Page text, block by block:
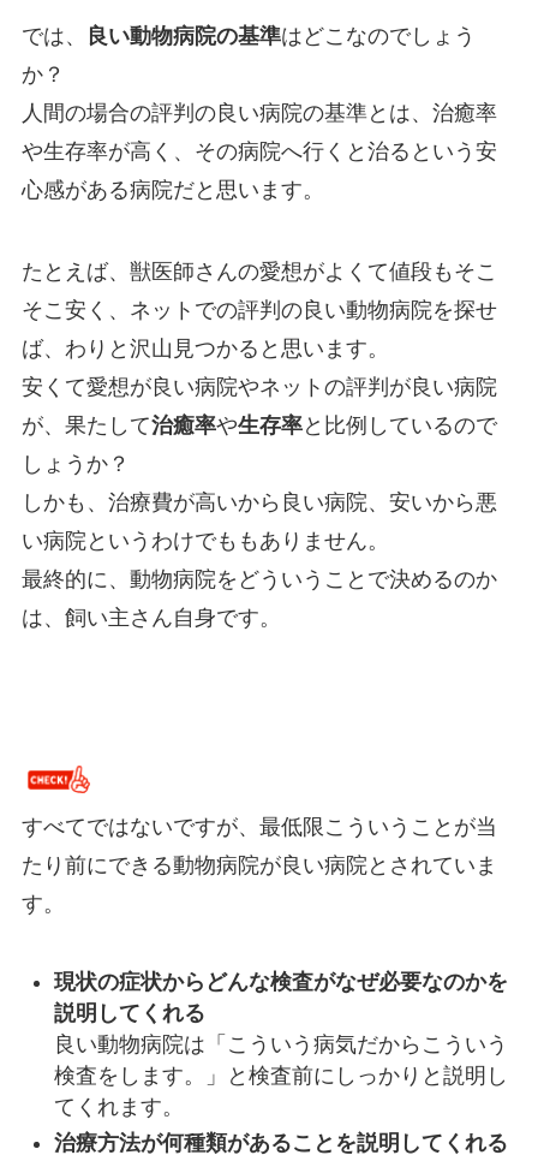
では、 良い動物病院の基準はどこなのでしょう
か？
人間の場合の評判の良い病院の基準とは、治癒率
や生存率が高く、その病院へ行くと治るという安
心感がある病院だと思います。
たとえば、獣医師さんの愛想がよくて値段もそこ
そこ安く、ネットでの評判の良い動物病院を探せ
ば、わりと沢山見つかると思います。
安くて愛想が良い病院やネットの評判が良い病院
が、果たして治癒率や生存率と比例しているので
しょうか？
しかも、治療費が高いから良い病院、安いから悪
い病院というわけでももありません。
最終的に、動物病院をどういうことで決めるのか
は、飼い主さん自身です。
すべてではないですが、最低限こういうことが当
たり前にできる動物病院が良い病院とされていま
す。
現状の症状からどんな検査がなぜ必要なのかを
説明してくれる
良い動物病院は「こういう病気だからこういう
検査をします。」と検査前にしっかりと説明し
てくれます。
治療方法が何種類があることを説明してくれる